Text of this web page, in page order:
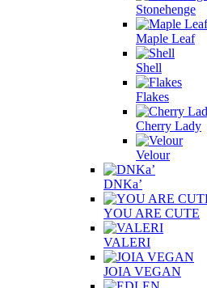
Stonehenge
Maple Leaf
Shell
Flakes
Cherry Lady
Velour
DNKa’
YOU ARE CUTE
VALERI
JOIA VEGAN